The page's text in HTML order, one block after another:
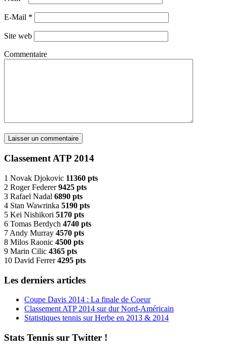
E-Mail *
Site web
Commentaire
Classement ATP 2014
1 Novak Djokovic 11360 pts
2 Roger Federer9425 pts
3 Rafael Nadal 6890 pts
4 Stan Wawrinka 5190 pts
5 Kei Nishikori 5170 pts
6 Tomas Berdych 4740 pts
7 Andy Murray 4570 pts
8 Milos Raonic 4500 pts
9 Marin Cilic 4365 pts
10 David Ferrer4295 pts
Les derniers articles
Coupe Davis 2014 : La finale de Coeur
Classement ATP 2014 sur dur Nord-Américain
Statistiques tennis sur Herbe en 2013 & 2014
Stats Tennis sur Twitter !